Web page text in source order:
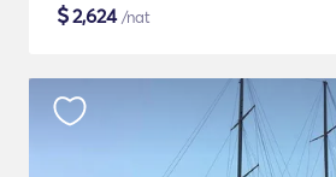
$2,624/nat